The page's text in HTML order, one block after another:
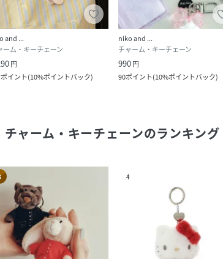
and ...
ーム・キーチェーン
円
ポイント(10%ポイントバック)
niko and ...
チャーム・キーチェーン
990円
90ポイント(10%ポイントバック)
チャーム・キーチェーンのランキング
4